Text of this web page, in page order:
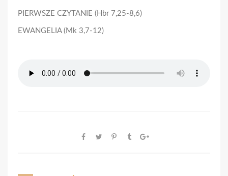
PIERWSZE CZYTANIE (Hbr 7,25-8,6)
EWANGELIA (Mk 3,7-12)